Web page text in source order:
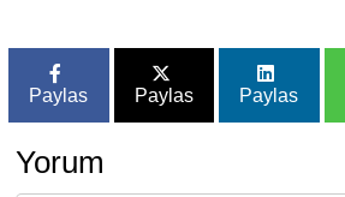
Paylas Paylas Paylas
Yorum